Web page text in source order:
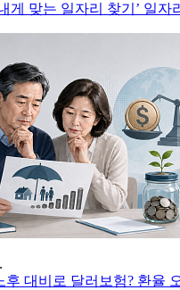
게 맞는 일자리 찾기’ 일자
후 대비로 달러보험? 환율